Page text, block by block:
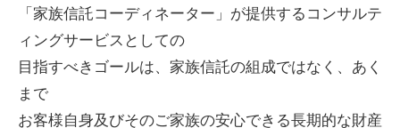
「家族信託コーディネーター」が提供するコンサルテ
ィングサービスとしての
目指すべきゴールは、家族信託の組成ではなく、あく
まで
お客様自身及びそのご家族の安心できる長期的な財産